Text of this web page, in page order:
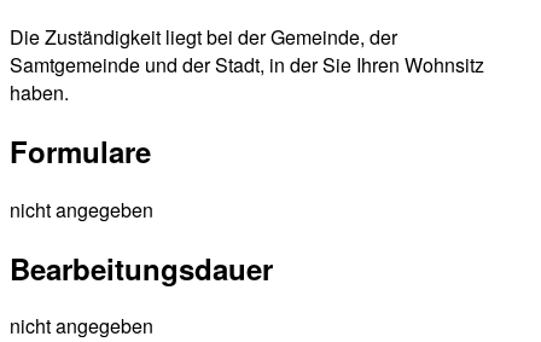
Die Zuständigkeit liegt bei der Gemeinde, der
Samtgemeinde und der Stadt, in der Sie Ihren Wohnsitz
haben.
Formulare
nicht angegeben
Bearbeitungsdauer
nicht angegeben